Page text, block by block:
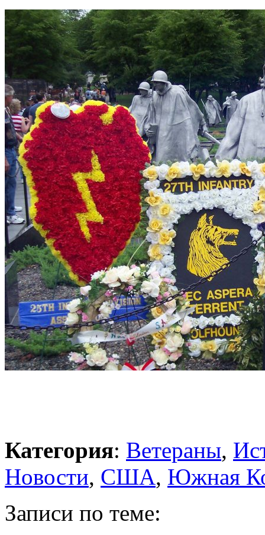
Категория: Ветераны,
Новости, США, Южная
Записи по теме: